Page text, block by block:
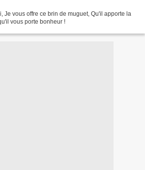
Je vous offre ce brin de muguet, Qu'il apporte la
vous porte bonheur !